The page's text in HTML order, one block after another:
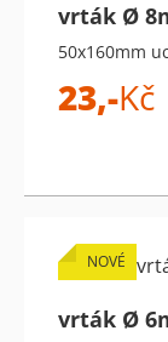
vrták Ø
50x160mm
23,-Kč
NOVÉ
vrták Ø